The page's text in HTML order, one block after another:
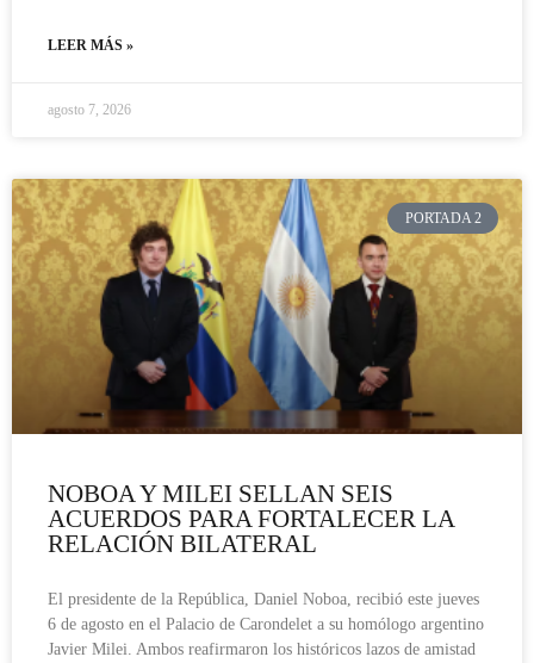
LEER MÁS »
agosto 7, 2026
PORTADA 2
NOBOA Y MILEI SELLAN SEIS
ACUERDOS PARA FORTALECER LA
RELACIÓN BILATERAL
El presidente de la República, Daniel Noboa, recibió este jueves
6 de agosto en el Palacio de Carondelet a su homólogo argentino
Javier Milei. Ambos reafirmaron los históricos lazos de amistad